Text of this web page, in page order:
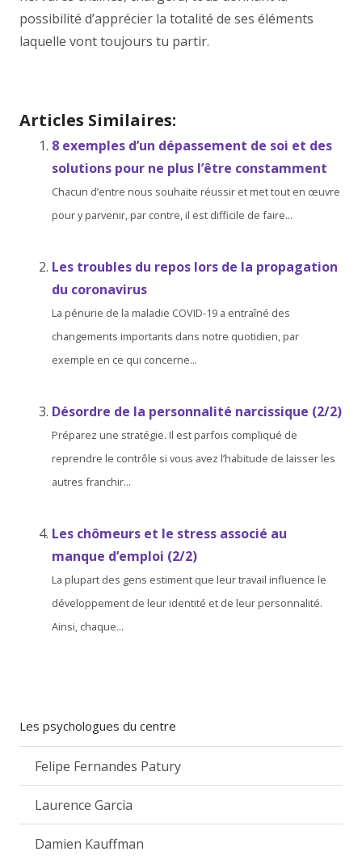
possibilité d’apprécier la totalité de ses éléments
laquelle vont toujours tu partir.
Articles Similaires:
8 exemples d’un dépassement de soi et des
solutions pour ne plus l’être constamment
Chacun d’entre nous souhaite réussir et met tout en œuvre
pour y parvenir, par contre, il est difficile de faire...
Les troubles du repos lors de la propagation
du coronavirus
La pénurie de la maladie COVID-19 a entraîné des
changements importants dans notre quotidien, par
exemple en ce qui concerne...
Désordre de la personnalité narcissique (2/2)
Préparez une stratégie. Il est parfois compliqué de
reprendre le contrôle si vous avez l’habitude de laisser les
autres franchir...
Les chômeurs et le stress associé au
manque d’emploi (2/2)
La plupart des gens estiment que leur travail influence le
développement de leur identité et de leur personnalité.
Ainsi, chaque...
Les psychologues du centre
Felipe Fernandes Patury
Laurence Garcia
Damien Kauffman